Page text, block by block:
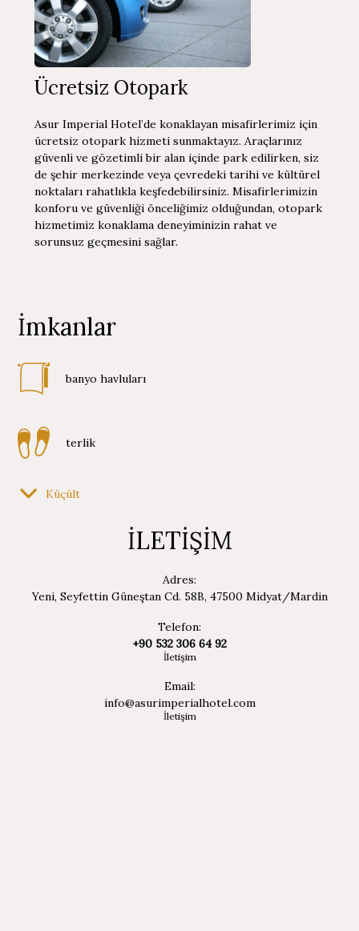
Ücretsiz Otopark
Asur Imperial Hotel’de konaklayan misafirlerimiz için
ücretsiz otopark hizmeti sunmaktayız. Araçlarınız
güvenli ve gözetimli bir alan içinde park edilirken, siz
de şehir merkezinde veya çevredeki tarihi ve kültürel
noktaları rahatlıkla keşfedebilirsiniz. Misafirlerimizin
konforu ve güvenliği önceliğimiz olduğundan, otopark
hizmetimiz konaklama deneyiminizin rahat ve
sorunsuz geçmesini sağlar.
İmkanlar
banyo havluları
terlik
düz ekran televizyon
saç kurutma makinası
Küçült
İLETİŞİM
Adres:
Yeni, Seyfettin Güneştan Cd. 58B, 47500 Midyat/Mardin
Telefon:
+90 532 306 64 92
İletişim
Email:
info@asurimperialhotel.com
İletişim